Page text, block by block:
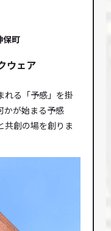
保町
ウェア
れる「予感」を掛
かが始まる予感
共創の場を創りま